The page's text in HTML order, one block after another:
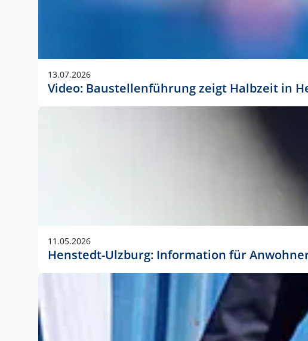
13.07.2026
Video: Baustellenführung zeigt Halbzeit in
11.05.2026
Henstedt-Ulzburg: Information für